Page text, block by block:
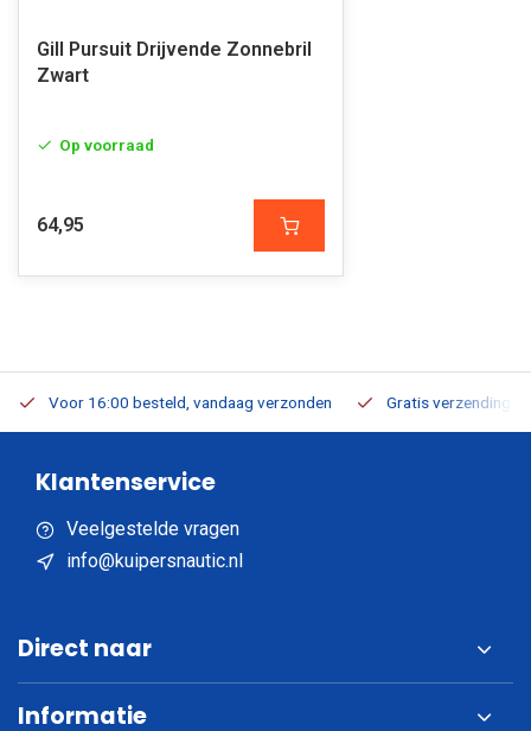
Gill Pursuit Drijvende Zonnebril
Zwart
Op voorraad
64,95
Voor 16:00 besteld, vandaag verzonden Gratis verzending
Klantenservice
Veelgestelde vragen
info@kuipersnautic.nl
Direct naar
Informatie